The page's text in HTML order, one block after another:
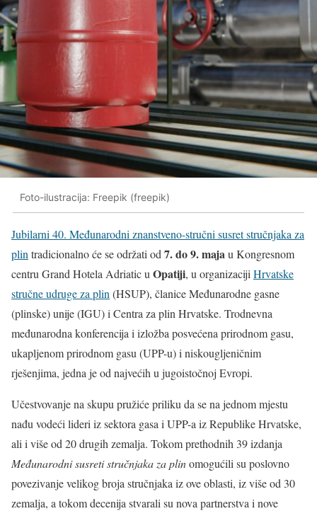
Foto-ilustracija: Freepik (freepik)
Jubilarni 40. Međunarodni znanstveno-stručni susret stručnjaka za
plin tradicionalno će se održati od 7. do 9. majau Kongresnom
centru Grand Hotela Adriatic u Opatiji, u organizaciji Hrvatske
stručne udruge za plin (HSUP), članice Međunarodne gasne
(plinske) unije (IGU) i Centra za plin Hrvatske. Trodnevna
međunarodna konferencija i izložba posvećena prirodnom gasu,
ukapljenom prirodnom gasu (UPP-u) i niskougljeničnim
rješenjima, jedna je od najvećih u jugoistočnoj Evropi.
Učestvovanje na skupu pružiće priliku da se na jednom mjestu
nađu vodeći lideri iz sektora gasa i UPP-a iz Republike Hrvatske,
ali i više od 20 drugih zemalja. Tokom prethodnih 39 izdanja
Međunarodni susreti stručnjaka za plinomogućili su poslovno
povezivanje velikog broja stručnjaka iz ove oblasti, iz više od 30
zemalja, a tokom decenija stvarali su nova partnerstva i nove